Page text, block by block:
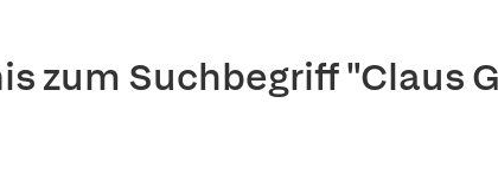
zum Suchbegriff "Claus